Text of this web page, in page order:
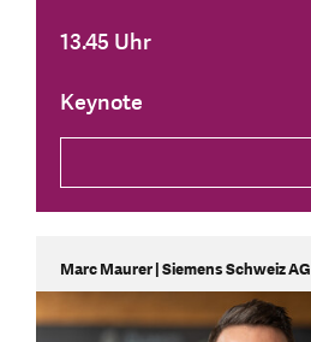
13.45 Uhr
Keynote
Marc Maurer | Siemens Schweiz AG